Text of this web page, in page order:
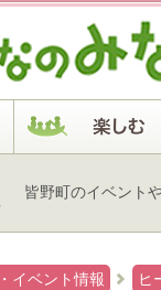
皆野町のイベント
イベント情報 ヒ